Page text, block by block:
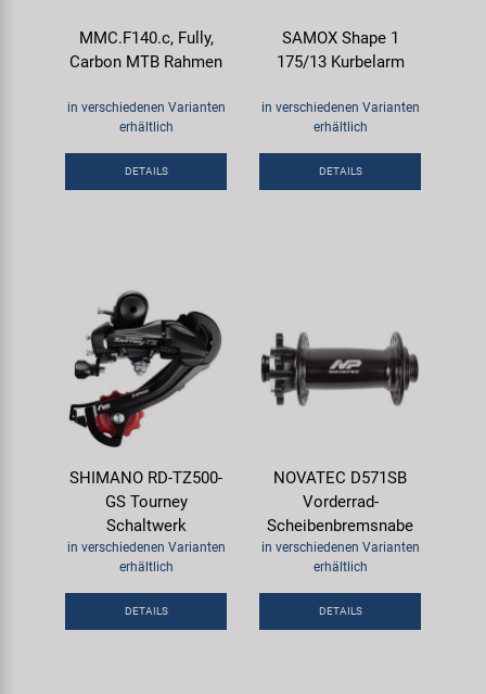
MMC.F140.c, Fully,
Carbon MTB Rahmen
in verschiedenen Varianten
erhältlich
DETAILS
SAMOX Shape 1
175/13 Kurbelarm
in verschiedenen Varianten
erhältlich
DETAILS
SHIMANO RD-TZ500-
GS Tourney
Schaltwerk
in verschiedenen Varianten
erhältlich
DETAILS
NOVATEC D571SB
Vorderrad-
Scheibenbremsnabe
in verschiedenen Varianten
erhältlich
DETAILS